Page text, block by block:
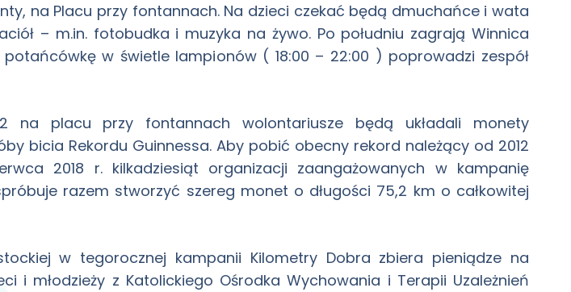
na Placu przy fontannach. Na dzieci czekać będą dmuchańce i wata
– m.in. fotobudka i muzyka na żywo. Po południu zagrają Winnica
potańcówkę w świetle lampionów ( 18:00 – 22:00 ) poprowadzi zespół
na placu przy fontannach wolontariusze będą układali monety
bicia Rekordu Guinnessa. Aby pobić obecny rekord należący od 2012
2018 r. kilkadziesiąt organizacji zaangażowanych w kampanię
razem stworzyć szereg monet o długości 75,2 km o całkowitej
w tegorocznej kampanii Kilometry Dobra zbiera pieniądze na
i młodzieży z Katolickiego Ośrodka Wychowania i Terapii Uzależnień